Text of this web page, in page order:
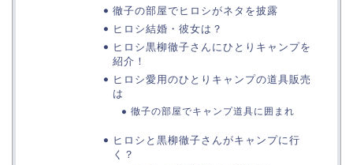
徹子の部屋でヒロシがネタを披露
ヒロシ結婚・彼女は？
ヒロシ黒柳徹子さんにひとりキャンプを
紹介！
ヒロシ愛用のひとりキャンプの道具販売
は
徹子の部屋でキャンプ道具に囲まれ
ヒロシと黒柳徹子さんがキャンプに行
く？